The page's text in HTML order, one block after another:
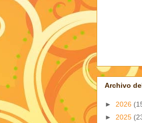
Archivo
► 2026
► 2025